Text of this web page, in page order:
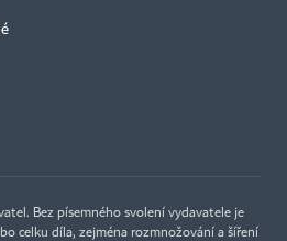
Bez písemného svolení vydavatele je
celku díla, zejména rozmnožování a šíření